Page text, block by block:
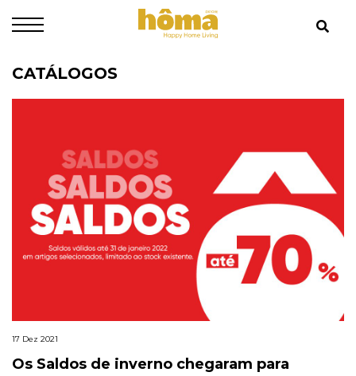
CATÁLOGOS
17 Dez 2021
Os Saldos de inverno chegaram para